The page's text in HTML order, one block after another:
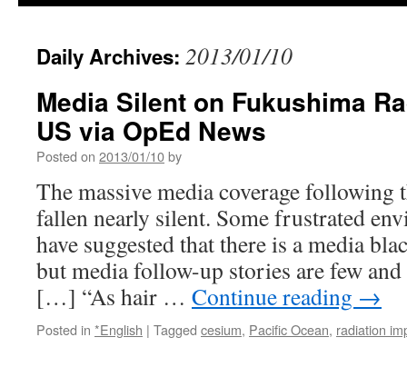
Daily Archives: 2013/01/10
Media Silent on Fukushima
US via OpEd News
Posted on 2013/01/10by
The massive media coverage following
fallen nearly silent. Some frustrated
have suggested that there is a media
but media follow-up stories are few and
[…] “As hair … Continue reading →
Posted in *English | Tagged cesium, Pacific Ocean, radiation